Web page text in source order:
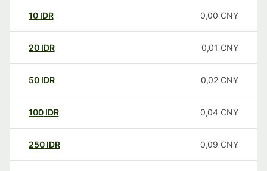
10 IDR 0,00 CNY
20 IDR 0,01 CNY
50 IDR 0,02 CNY
100 IDR 0,04 CNY
250 IDR 0,09 CNY